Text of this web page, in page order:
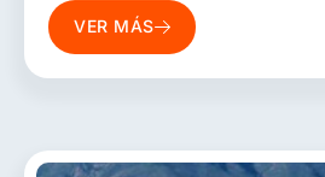
economía circular de los
repensando la forma en que se
VER MÁS